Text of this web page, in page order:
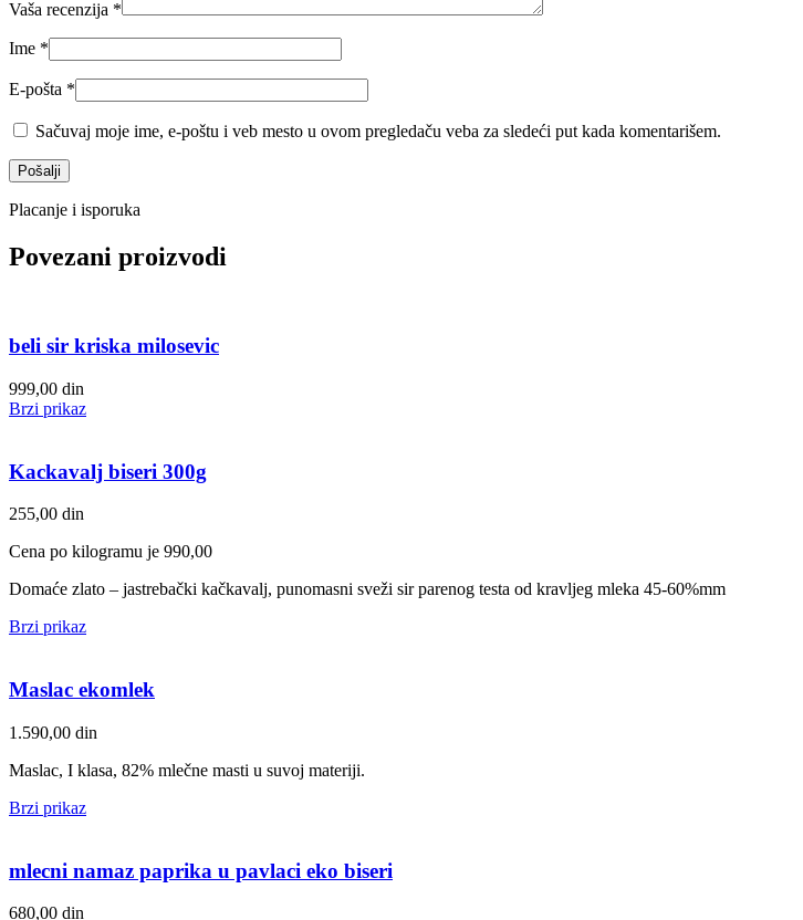
Vaša recenzija *
Ime *
E-pošta *
Sačuvaj moje ime, e-poštu i veb mesto u ovom pregledaču veba za sledeći put kada komentarišem.
Placanje i isporuka
Povezani proizvodi
beli sir kriska milosevic
999,00 din
Brzi prikaz
Kackavalj biseri 300g
255,00 din
Cena po kilogramu je 990,00
Domaće zlato – jastrebački kačkavalj, punomasni sveži sir parenog testa od kravljeg mleka 45-60%mm
Brzi prikaz
Maslac ekomlek
1.590,00 din
Maslac, I klasa, 82% mlečne masti u suvoj materiji.
Brzi prikaz
mlecni namaz paprika u pavlaci eko biseri
680,00 din